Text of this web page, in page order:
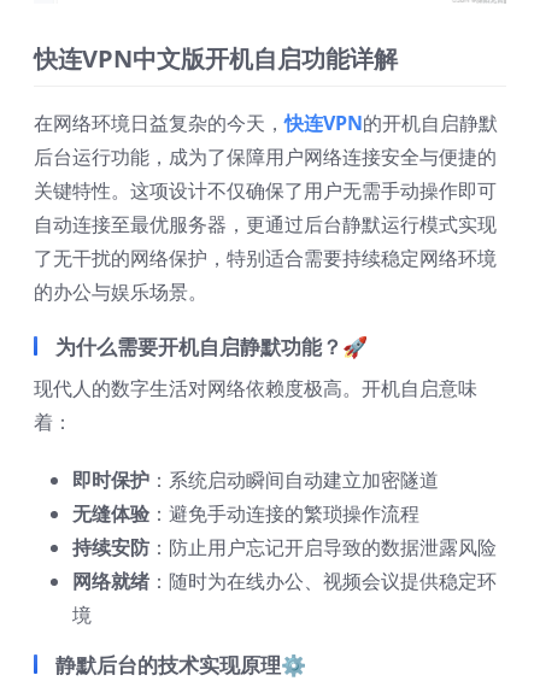
快连VPN中文版开机自启功能详解
在网络环境日益复杂的今天，快连VPN的开机自启静默
后台运行功能，成为了保障用户网络连接安全与便捷的
关键特性。这项设计不仅确保了用户无需手动操作即可
自动连接至最优服务器，更通过后台静默运行模式实现
了无干扰的网络保护，特别适合需要持续稳定网络环境
的办公与娱乐场景。
为什么需要开机自启静默功能？🚀
现代人的数字生活对网络依赖度极高。开机自启意味
着：
即时保护 ：系统启动瞬间自动建立加密隧道
无缝体验 ：避免手动连接的繁琐操作流程
持续安防 ：防止用户忘记开启导致的数据泄露风险
网络就绪 ：随时为在线办公、视频会议提供稳定环
境
静默后台的技术实现原理⚙️